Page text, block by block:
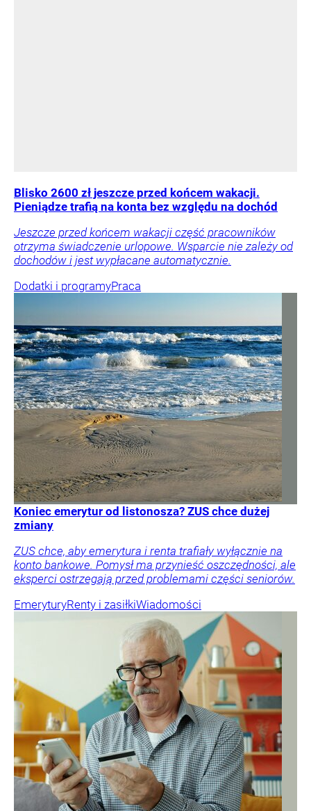
Blisko 2600 zł jeszcze przed końcem wakacji.
Pieniądze trafią na konta bez względu na dochód
Jeszcze przed końcem wakacji część pracowników
otrzyma świadczenie urlopowe. Wsparcie nie zależy od
dochodów i jest wypłacane automatycznie.
Dodatki i programyPraca
Koniec emerytur od listonosza? ZUS chce dużej
zmiany
ZUS chce, aby emerytura i renta trafiały wyłącznie na
konto bankowe. Pomysł ma przynieść oszczędności, ale
eksperci ostrzegają przed problemami części seniorów.
EmeryturyRenty i zasiłkiWiadomości